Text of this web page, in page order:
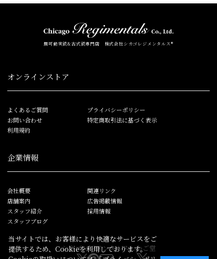
無可動実銃&古式銃専門店 株式会社シカゴレジメンタルス®
オンラインストア
よくあるご質問
お問い合わせ
利用規約
プライバシーポリシー
特定商取引法に基づく表示
企業情報
会社概要
店舗案内
スタッフ紹介
スタッフブログ
関連リンク
広告掲載情報
採用情報
シカゴレジメンタルスしかご堂
当サイトでは、お客様により快適なサービスをご
提供するため、Cookieを利用しております。